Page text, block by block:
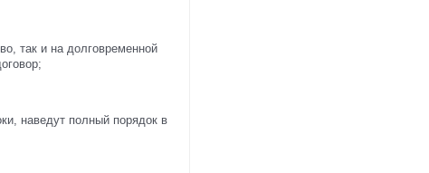
так и на долговременной
наведут полный порядок в